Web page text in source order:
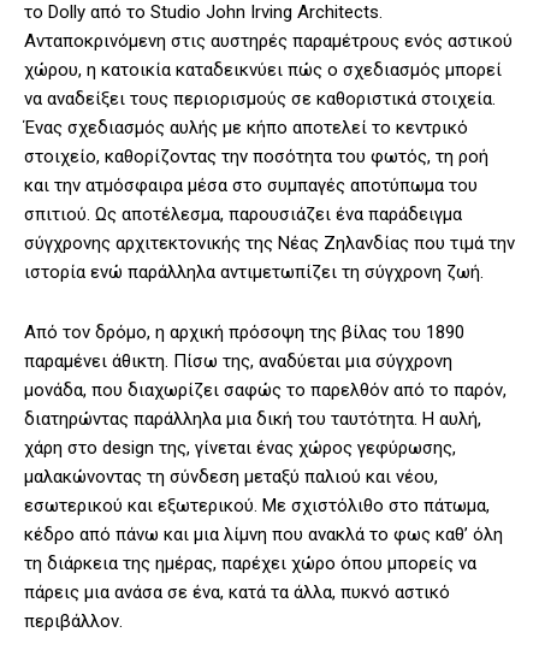
το Dolly από το Studio John Irving Architects.
Ανταποκρινόμενη στις αυστηρές παραμέτρους ενός αστικού
χώρου, η κατοικία καταδεικνύει πώς ο σχεδιασμός μπορεί
να αναδείξει τους περιορισμούς σε καθοριστικά στοιχεία.
Ένας σχεδιασμός αυλής με κήπο αποτελεί το κεντρικό
στοιχείο, καθορίζοντας την ποσότητα του φωτός, τη ροή
και την ατμόσφαιρα μέσα στο συμπαγές αποτύπωμα του
σπιτιού. Ως αποτέλεσμα, παρουσιάζει ένα παράδειγμα
σύγχρονης αρχιτεκτονικής της Νέας Ζηλανδίας που τιμά την
ιστορία ενώ παράλληλα αντιμετωπίζει τη σύγχρονη ζωή.
Από τον δρόμο, η αρχική πρόσοψη της βίλας του 1890
παραμένει άθικτη. Πίσω της, αναδύεται μια σύγχρονη
μονάδα, που διαχωρίζει σαφώς το παρελθόν από το παρόν,
διατηρώντας παράλληλα μια δική του ταυτότητα. Η αυλή,
χάρη στο design της, γίνεται ένας χώρος γεφύρωσης,
μαλακώνοντας τη σύνδεση μεταξύ παλιού και νέου,
εσωτερικού και εξωτερικού. Με σχιστόλιθο στο πάτωμα,
κέδρο από πάνω και μια λίμνη που ανακλά το φως καθ’ όλη
τη διάρκεια της ημέρας, παρέχει χώρο όπου μπορείς να
πάρεις μια ανάσα σε ένα, κατά τα άλλα, πυκνό αστικό
περιβάλλον.